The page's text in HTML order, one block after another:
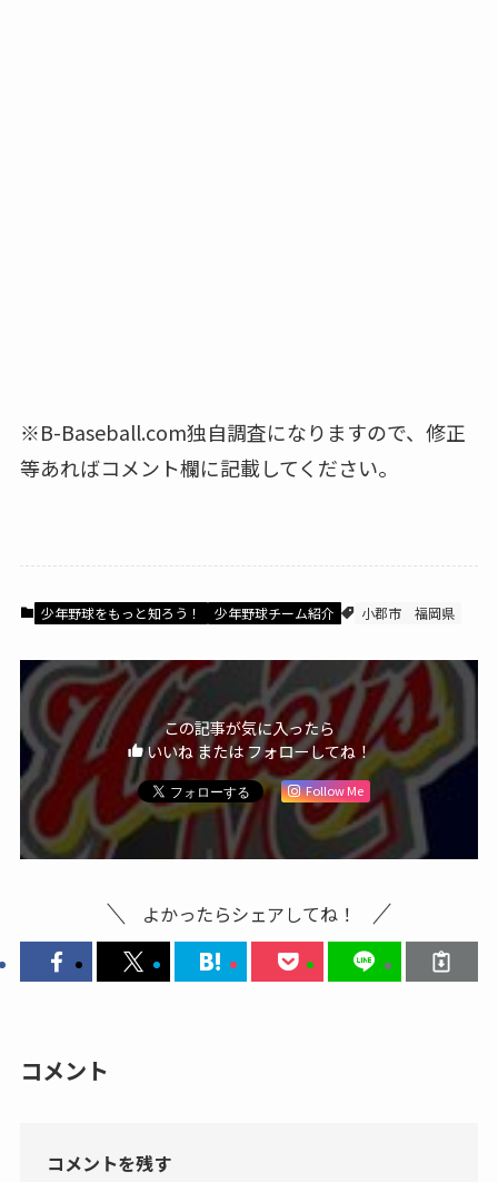
※B-Baseball.com独自調査になりますので、修正
等あればコメント欄に記載してください。
少年野球をもっと知ろう！ 少年野球チーム紹介 小郡市 福岡県
この記事が気に入ったら
いいね または フォローしてね！
Follow Me
よかったらシェアしてね！
コメント
コメントを残す